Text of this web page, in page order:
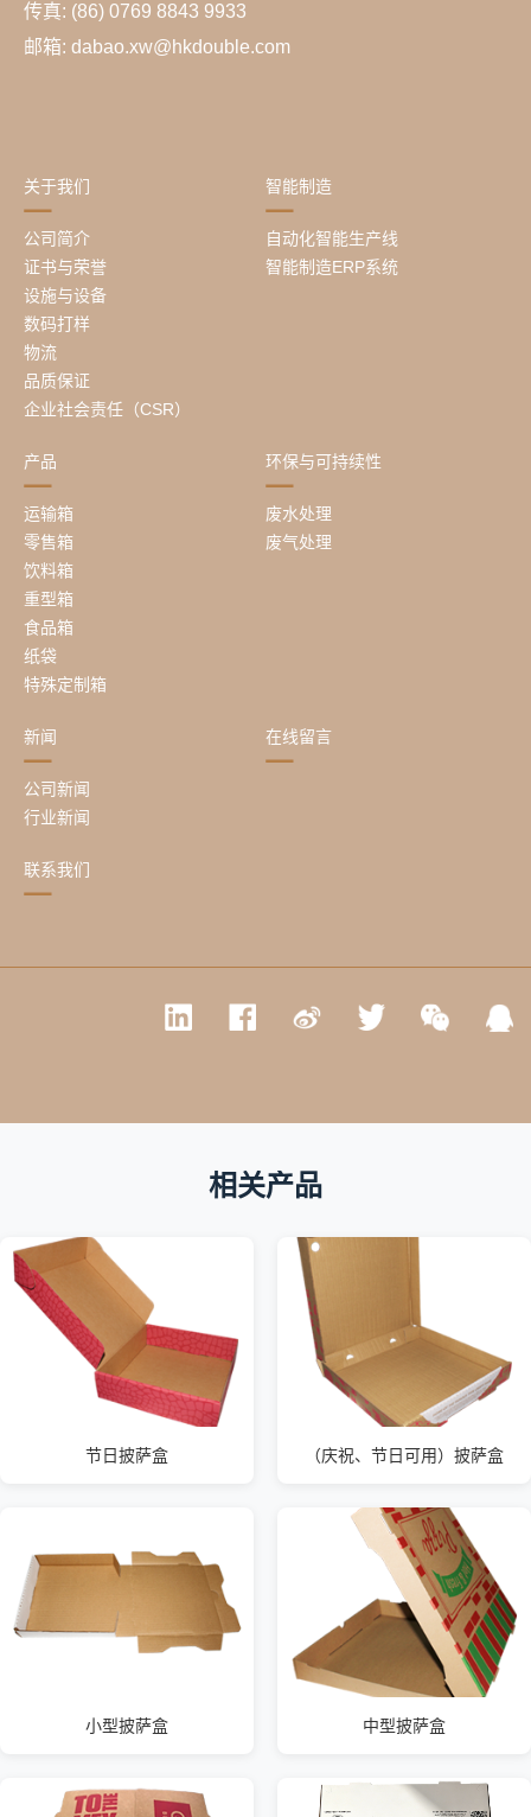
传真: (86) 0769 8843 9933
邮箱: dabao.xw@hkdouble.com
关于我们
公司简介
证书与荣誉
设施与设备
数码打样
物流
品质保证
企业社会责任（CSR）
智能制造
自动化智能生产线
智能制造ERP系统
产品
运输箱
零售箱
饮料箱
重型箱
食品箱
纸袋
特殊定制箱
环保与可持续性
废水处理
废气处理
新闻
公司新闻
行业新闻
在线留言
联系我们
相关产品
节日披萨盒 （庆祝、节日可用）披萨盒
小型披萨盒 中型披萨盒